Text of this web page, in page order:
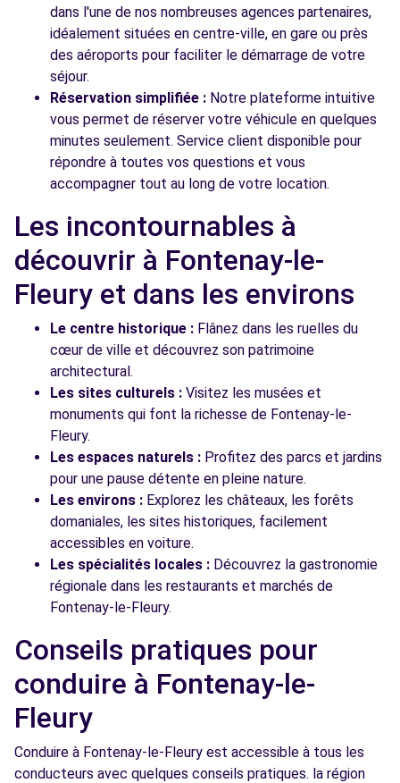
dans l'une de nos nombreuses agences partenaires,
idéalement situées en centre-ville, en gare ou près
des aéroports pour faciliter le démarrage de votre
séjour.
Réservation simplifiée : Notre plateforme intuitive
vous permet de réserver votre véhicule en quelques
minutes seulement. Service client disponible pour
répondre à toutes vos questions et vous
accompagner tout au long de votre location.
Les incontournables à
découvrir à Fontenay-le-
Fleury et dans les environs
Le centre historique : Flânez dans les ruelles du
cœur de ville et découvrez son patrimoine
architectural.
Les sites culturels : Visitez les musées et
monuments qui font la richesse de Fontenay-le-
Fleury.
Les espaces naturels : Profitez des parcs et jardins
pour une pause détente en pleine nature.
Les environs : Explorez les châteaux, les forêts
domaniales, les sites historiques, facilement
accessibles en voiture.
Les spécialités locales : Découvrez la gastronomie
régionale dans les restaurants et marchés de
Fontenay-le-Fleury.
Conseils pratiques pour
conduire à Fontenay-le-
Fleury
Conduire à Fontenay-le-Fleury est accessible à tous les
conducteurs avec quelques conseils pratiques. la région